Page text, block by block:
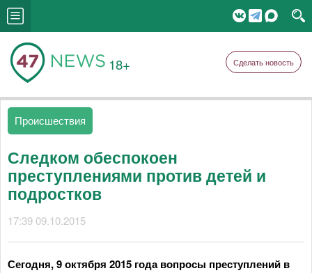
18+ Сделать новость
Происшествия
Следком обеспокоен
преступлениями против детей и
подростков
17:39 09.10.2015
Сегодня, 9 октября 2015 года вопросы преступлений в